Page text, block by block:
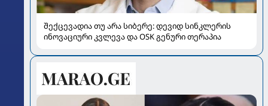
შექცევადია თუ არა სიბერე: დევიდ სინკლერის
ინოვაციური კვლევა და OSK გენური თერაპია